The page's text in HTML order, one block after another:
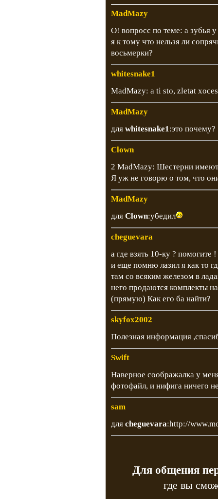
MadMazy
О! вопросс по теме: а зубья
я к тому что нельзя ли
восьмерки?
whitesnake1
MadMazy: a ti sto, zletat
MadMazy
для whitesnake1:это почему?
Clown
2 MadMazy: Шестерни имеют
Я уж не говорю о том, что
MadMazy
для Clown:убедил
cheguevara
а где взять 10-ку ? помогите !
и еще помню лазил я как то
там со всяким железом в
него продаются комплекты
(прямую) Как его ба найти?
skyfox2002
Полезная информация
Swift
Наверное соображалка у
фотофайл, и нифига ничего
sam
для cheguevara:http://
Для общения
где вы